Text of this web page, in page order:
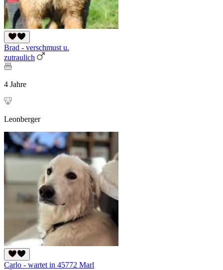
Brad - verschmust u.
zutraulich
4 Jahre
Leonberger
Carlo - wartet in 45772 Marl